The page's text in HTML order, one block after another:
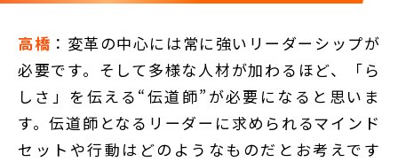
高橋 ：変革の中心には常に強いリーダーシップが
必要です。そして多様な人材が加わるほど、「ら
しさ」を伝える“伝道師”が必要になると思いま
す。伝道師となるリーダーに求められるマインド
セットや行動はどのようなものだとお考えです